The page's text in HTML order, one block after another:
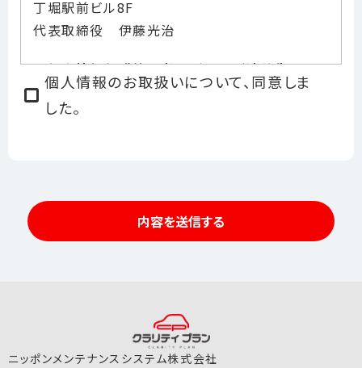
丁堀駅前ビル8F
代表取締役 伊藤光治
■個人情報保護管理者の所属及び連絡先
個人情報保護管理者：経営管理本部 取締役
電話：03-3553-0080（受付時間：9:30～
■個人情報の利用目的
ご提供頂く個人情報は、以下のために利用いたし
ます。
・ご注文の内容や配送方法などのご連絡、確認の
・当社からの商品・サービスのご案内のため
個人情報のお取扱いについて、同意しま
した。
内容を送信する
ニッポンメンテナンスシステム株式会社